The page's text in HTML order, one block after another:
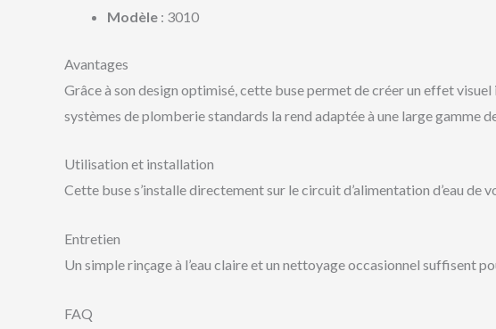
Modèle : 3010
Avantages
Grâce à son design optimisé, cette buse permet de créer un effet
systèmes de plomberie standards la rend adaptée à une large gamme
Utilisation et installation
Cette buse s’installe directement sur le circuit d’alimentation d’eau
Entretien
Un simple rinçage à l’eau claire et un nettoyage occasionnel suffisent
FAQ